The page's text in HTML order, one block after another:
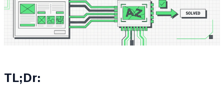
TL;Dr: